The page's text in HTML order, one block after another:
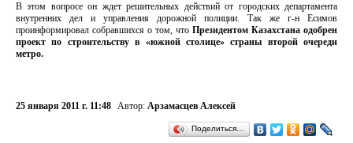
В этом вопросе он ждет решительных действий от городских департамента
внутренних дел и управления дорожной полиции. Так же г-н Есимов
проинформировал собравшихся о том, что Президентом Казахстана одобрен
проект по строительству в «южной столице» страны второй очереди
метро.
25 января 2011 г. 11:48 Автор: Арзамасцев Алексей
Поделиться…